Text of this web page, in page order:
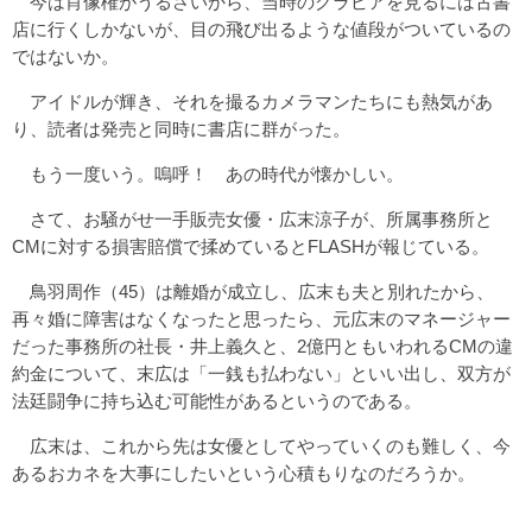
店に行くしかないが、目の飛び出るような値段がついているの
ではないか。
アイドルが輝き、それを撮るカメラマンたちにも熱気があ
り、読者は発売と同時に書店に群がった。
もう一度いう。嗚呼！ あの時代が懐かしい。
さて、お騒がせ一手販売女優・広末涼子が、所属事務所と
CMに対する損害賠償で揉めているとFLASHが報じている。
鳥羽周作（45）は離婚が成立し、広末も夫と別れたから、
再々婚に障害はなくなったと思ったら、元広末のマネージャー
だった事務所の社長・井上義久と、2億円ともいわれるCMの違
約金について、末広は「一銭も払わない」といい出し、双方が
法廷闘争に持ち込む可能性があるというのである。
広末は、これから先は女優としてやっていくのも難しく、今
あるおカネを大事にしたいという心積もりなのだろうか。